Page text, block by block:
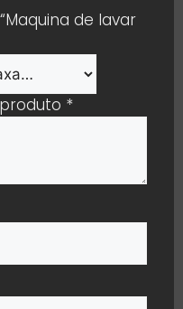
de lavar
*